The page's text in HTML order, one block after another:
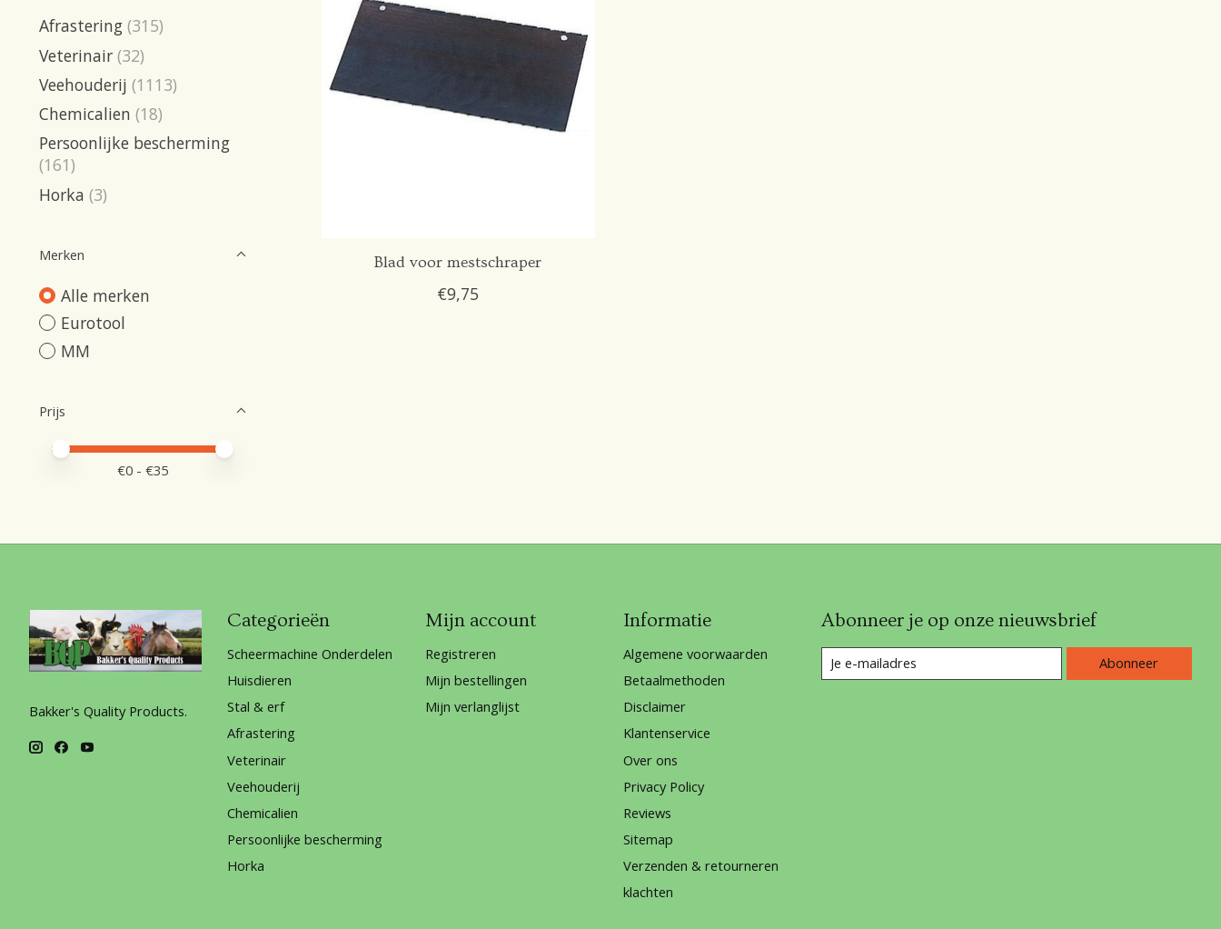
Afrastering (315)
Veterinair (32)
Veehouderij (1113)
Chemicalien (18)
Persoonlijke bescherming
(161)
Horka (3)
Merken
Alle merken
Eurotool
MM
Prijs
Minimale prijswaarde
Price maximum value
€0 - €35
Blad voor mestschraper
€9,75
Bakker's Quality Products.
Categorieën
Scheermachine Onderdelen
Huisdieren
Stal & erf
Afrastering
Veterinair
Veehouderij
Chemicalien
Persoonlijke bescherming
Horka
Mijn account
Registreren
Mijn bestellingen
Mijn verlanglijst
Informatie
Algemene voorwaarden
Betaalmethoden
Disclaimer
Klantenservice
Over ons
Privacy Policy
Reviews
Sitemap
Verzenden & retourneren
klachten
Abonneer je op onze nieuwsbrief
Abonneer